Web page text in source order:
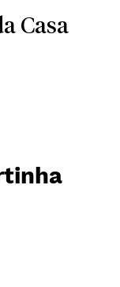
Casa